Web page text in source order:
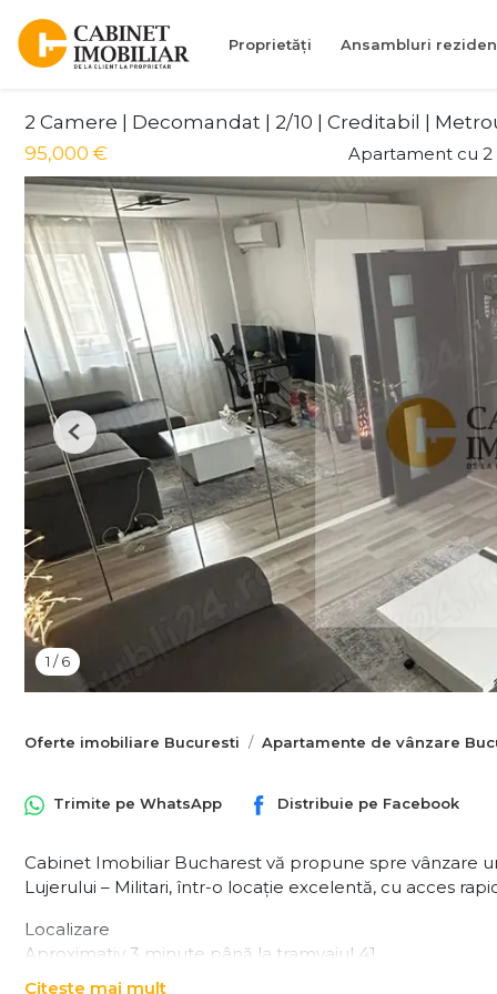
Proprietăți Ansambluri
2 Camere | Decomandat | 2/10 | Creditabil |
95,000 €
Apartament cu 2
1 /6
Previous
Oferte imobiliare Bucuresti Apartamente de vânzare
Trimite pe WhatsApp Distribuie pe Facebook
Cabinet Imobiliar Bucharest vă propune spre vânzare
Lujerului – Militari, într-o locație excelentă, cu acces
Localizare
Aproximativ 3 minute până la tramvaiul 41
Aproximativ 4 minute până la metrou Lujerului
Citește mai mult